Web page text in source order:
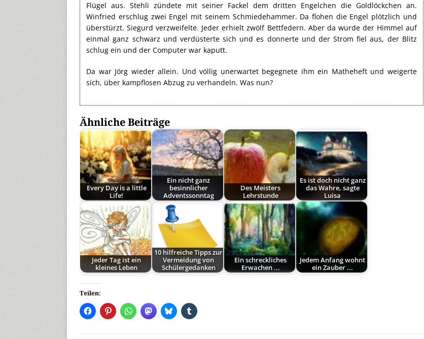
Flügel aus. Stehli zündete mit seiner Fackel dem dritten Engelchen die Goldlöckchen an.
Winfried erschlug zwei Engel mit seinem Schmiedehammer. Da flohen die Engel plötzlich und
überstürzt. Siegurd verzweifelte. Jeder erhielt zwölf Bettfedern. Aber da wurde der Himmel auf
einmal ganz schwarz und verdüsterte sich und es donnerte und der Strom fiel aus, der Blitz
schlug ein und der Computer war kaputt.
Da war Jörg wieder allein. Und völlig unerwartet begegnete ihm ein Matheheft und weigerte
sich, über kampflosen Abzug zu verhandeln. Was nun?
Ähnliche Beiträge
Every Day is a little
Life!
Ein nicht ganz
besinnlicher
Adventssonntag
Des Meisters
Lehrstunde
Es ist doch nicht ganz
das Wahre, sagte
Luisa
Jeder Tag ist ein
kleines Leben
10 hilfreiche Tipps zur
Vermeidung von
Schülergedanken
Ein schreckliches
Erwachen ...
Jedem Anfang wohnt
ein Zauber ...
Teilen: